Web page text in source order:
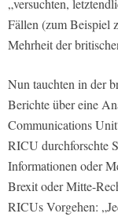
„versuchten,
Fällen (zum Beispiel
Mehrheit der
Nun tauchten in der
Berichte über eine
Communications
RICU durchforschte
Informationen oder
Brexit oder Mitte-
RICUs Vorgehen: